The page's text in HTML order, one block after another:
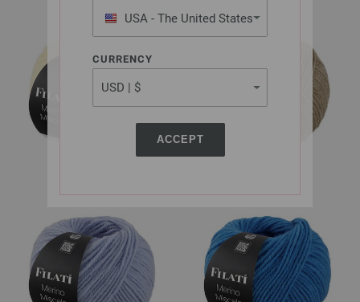
USA - The United States
of America
CURRENCY
ACCEPT